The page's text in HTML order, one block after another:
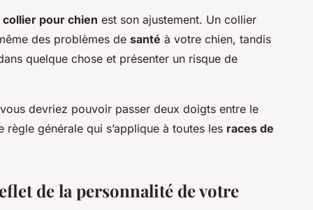
collier pour chien est son ajustement. Un collier
des problèmes de santé à votre chien, tandis
quelque chose et présenter un risque de
devriez pouvoir passer deux doigts entre le
générale qui s’applique à toutes les races de
de la personnalité de votre